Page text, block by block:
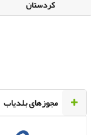
کردستان
مجوزهای بلدیاب